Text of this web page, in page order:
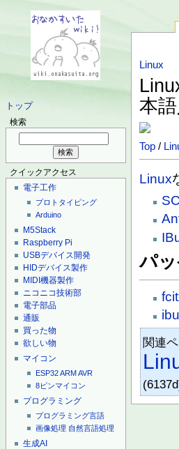
トップ
検索
クイックアクセス
電子工作
プロトタイピング
Arduino
M5Stack
Raspberry Pi
USBデバイス開発
HIDデバイス製作
MIDI機器製作
ニコニコ技術部
電子部品
通販
買った物
欲しい物
マイコン
ESP32ARMAVR
8ピンマイコン
プログラミング
プログラミング言語
画像処理 自然言語処理
生成AI
Linux
本
Top /
Linux
パ
関連